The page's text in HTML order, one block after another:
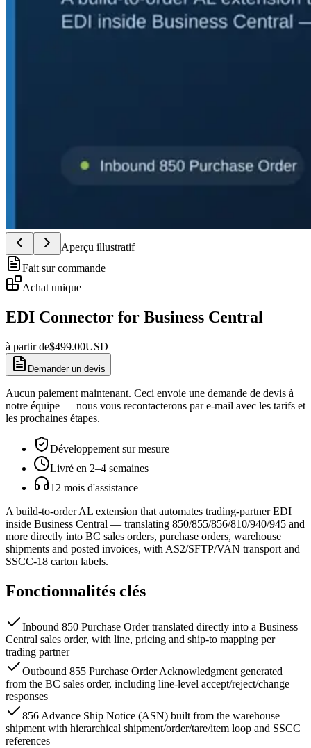
Aperçu illustratif
Fait sur commande
Achat unique
EDI Connector for Business Central
à partir de$499.00USD
Demander un devis
Aucun paiement maintenant. Ceci envoie une demande de devis à
notre équipe — nous vous recontacterons par e-mail avec les tarifs et
les prochaines étapes.
Développement sur mesure
Livré en 2–4 semaines
12 mois d'assistance
A build-to-order AL extension that automates trading-partner EDI
inside Business Central — translating 850/855/856/810/940/945 and
more directly into BC sales orders, purchase orders, warehouse
shipments and posted invoices, with AS2/SFTP/VAN transport and
SSCC-18 carton labels.
Fonctionnalités clés
Inbound 850 Purchase Order translated directly into a Business
Central sales order, with line, pricing and ship-to mapping per
trading partner
Outbound 855 Purchase Order Acknowledgment generated
from the BC sales order, including line-level accept/reject/change
responses
856 Advance Ship Notice (ASN) built from the warehouse
shipment with hierarchical shipment/order/tare/item loop and SSCC
references